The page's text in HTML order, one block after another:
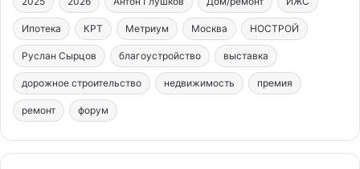
Ипотека КРТ Метриум Москва НОСТРОЙ
Руслан Сырцов благоустройство выставка
дорожное строительство недвижимость премия
ремонт форум